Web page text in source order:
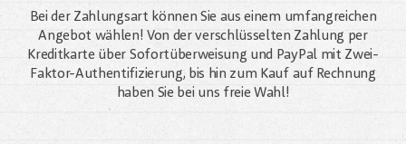
Bei der Zahlungsart können Sie aus einem umfangreichen
Angebot wählen! Von der verschlüsselten Zahlung per
Kreditkarte über Sofortüberweisung und PayPal mit Zwei-
Faktor-Authentifizierung, bis hin zum Kauf auf Rechnung
haben Sie bei uns freie Wahl!